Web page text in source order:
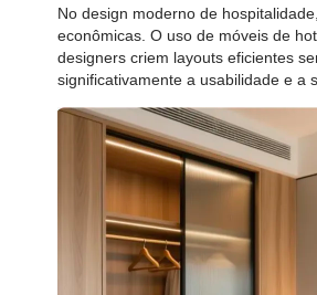
No design moderno de
econômicas. O uso de móveis de
designers criem layouts eficientes
significativamente a usabilidade e a